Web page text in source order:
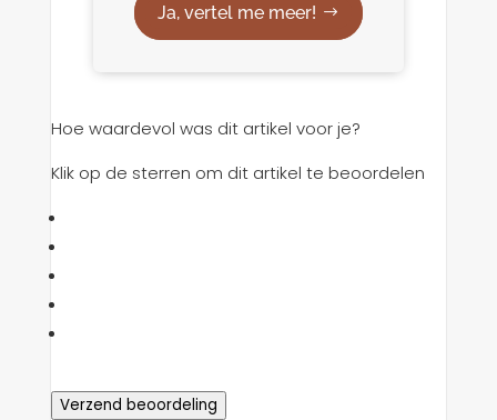
Ja, vertel me meer!
Hoe waardevol was dit artikel voor je?
Klik op de sterren om dit artikel te beoordelen
Verzend beoordeling